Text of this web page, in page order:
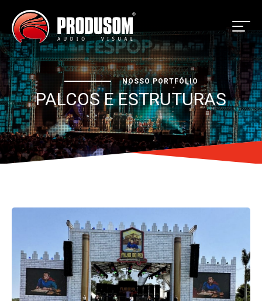
NOSSO PORTFÓLIO
PALCOS E ESTRUTURAS